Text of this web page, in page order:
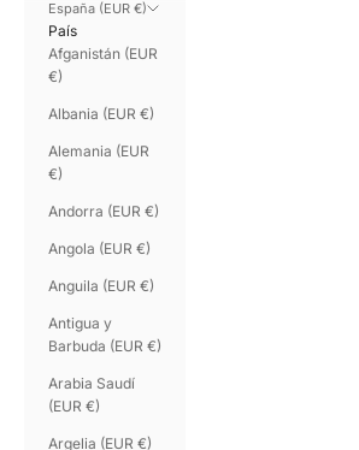
España (EUR €)
País
Afganistán (EUR
€)
Albania (EUR €)
Alemania (EUR
€)
Andorra (EUR €)
Angola (EUR €)
Anguila (EUR €)
Antigua y
Barbuda (EUR €)
Arabia Saudí
(EUR €)
Argelia (EUR €)